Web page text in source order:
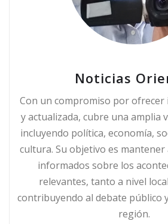
Noticias
Con un compromiso por ofrecer
y actualizada, cubre una amplia
incluyendo política, economía,
cultura. Su objetivo es
informados sobre los
relevantes, tanto a nivel
contribuyendo al debate público
región.